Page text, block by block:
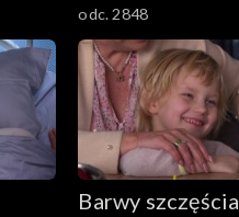
odc. 2848
Barwy szczęścia